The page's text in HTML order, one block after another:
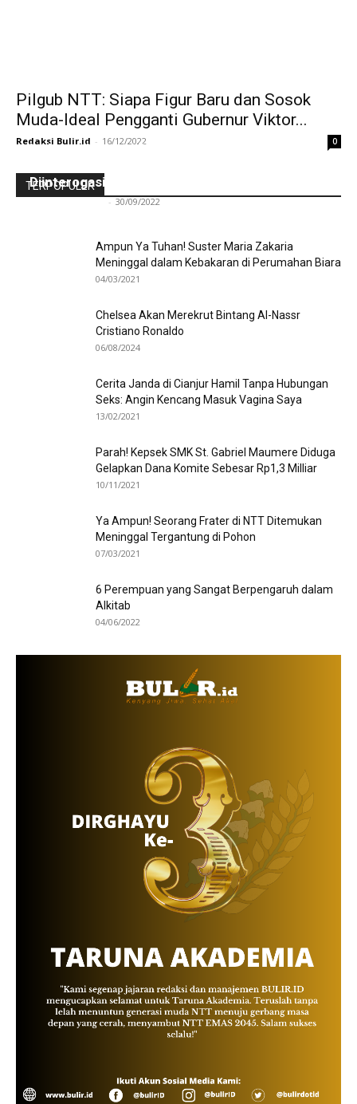
Pilgub NTT: Siapa Figur Baru dan Sosok
Muda-Ideal Pengganti Gubernur Viktor...
Redaksi Bulir.id - 16/12/2022 0
TERPOPULER
Ini Kronologinya! Diduga Teriaki Kata Sambo,
Diinterogasi Aparat Polres Sikka
- 30/09/2022
Ampun Ya Tuhan! Suster Maria Zakaria
Meninggal dalam Kebakaran di Perumahan Biara
04/03/2021
Chelsea Akan Merekrut Bintang Al-Nassr
Cristiano Ronaldo
06/08/2024
Cerita Janda di Cianjur Hamil Tanpa Hubungan
Seks: Angin Kencang Masuk Vagina Saya
13/02/2021
Parah! Kepsek SMK St. Gabriel Maumere Diduga
Gelapkan Dana Komite Sebesar Rp1,3 Milliar
10/11/2021
Ya Ampun! Seorang Frater di NTT Ditemukan
Meninggal Tergantung di Pohon
07/03/2021
6 Perempuan yang Sangat Berpengaruh dalam
Alkitab
04/06/2022